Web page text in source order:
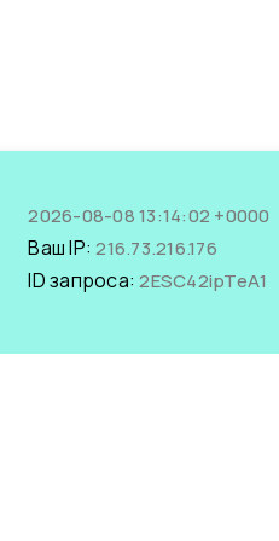
2026-08-08 13:14:02 +0000
Ваш IP:216.73.216.176
ID запроса:2ESC42ipTeA1